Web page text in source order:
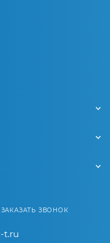
ЗАКАЗАТЬ ЗВОНОК
t.ru